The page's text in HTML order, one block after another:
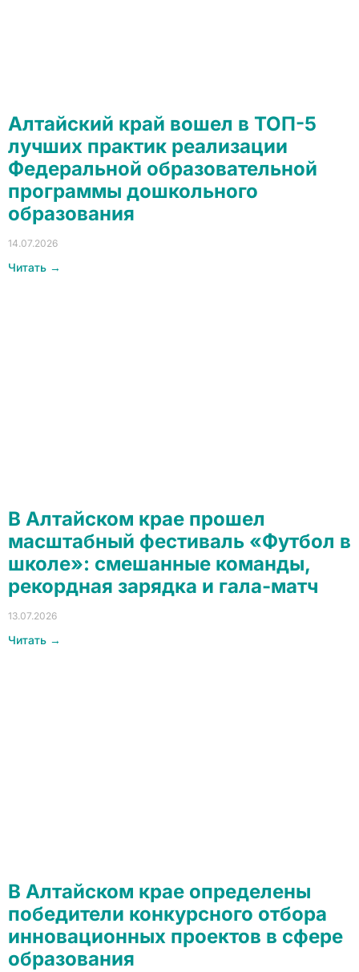
Алтайский край вошел в ТОП-5
лучших практик реализации
Федеральной образовательной
программы дошкольного
образования
14.07.2026
Читать →
В Алтайском крае прошел
масштабный фестиваль «Футбол в
школе»: смешанные команды,
рекордная зарядка и гала-матч
13.07.2026
Читать →
В Алтайском крае определены
победители конкурсного отбора
инновационных проектов в сфере
образования